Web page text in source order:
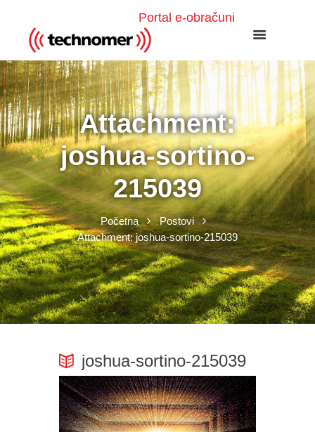
Portal e-obračuni
Attachment:
joshua-sortino-
215039
Početna
Postovi
Attachment: joshua-sortino-215039
joshua-sortino-215039